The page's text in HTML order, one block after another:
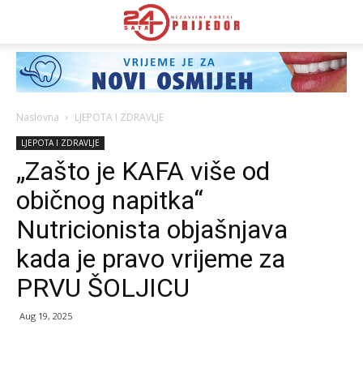
Naslovna LJEPOTA I ZDRAVLJE
LJEPOTA I ZDRAVLJE
„Zašto je KAFA više od
običnog napitka“
Nutricionista objašnjava
kada je pravo vrijeme za
PRVU ŠOLJICU
Aug 19, 2025